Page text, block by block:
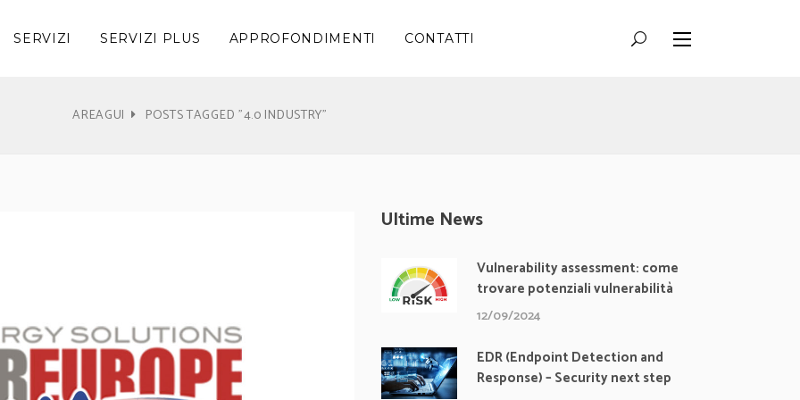
SERVIZI SERVIZI PLUS APPROFONDIMENTI CONTATTI
AREAGUI POSTS TAGGED "4.0 INDUSTRY"
Ultime News
Vulnerability assessment: come
trovare potenziali vulnerabilità
12/09/2024
EDR (Endpoint Detection and
Response) – Security next step